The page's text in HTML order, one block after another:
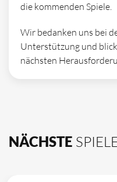
die kommenden Spiele.
Wir bedanken uns bei
Unterstützung und
nächsten
NÄCHSTE